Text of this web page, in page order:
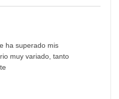
ha superado mis
muy variado, tanto